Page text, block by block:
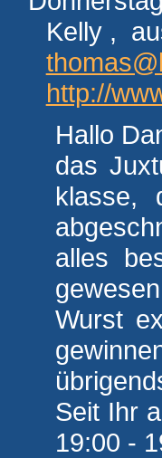
Kelly ,
http://
Hallo
das
klasse,
alles
Wurst
Seit Ihr
19:00 -